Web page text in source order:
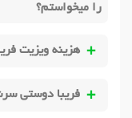
را میخواستم؟
هزینه ویزیت
فریبا دوستی